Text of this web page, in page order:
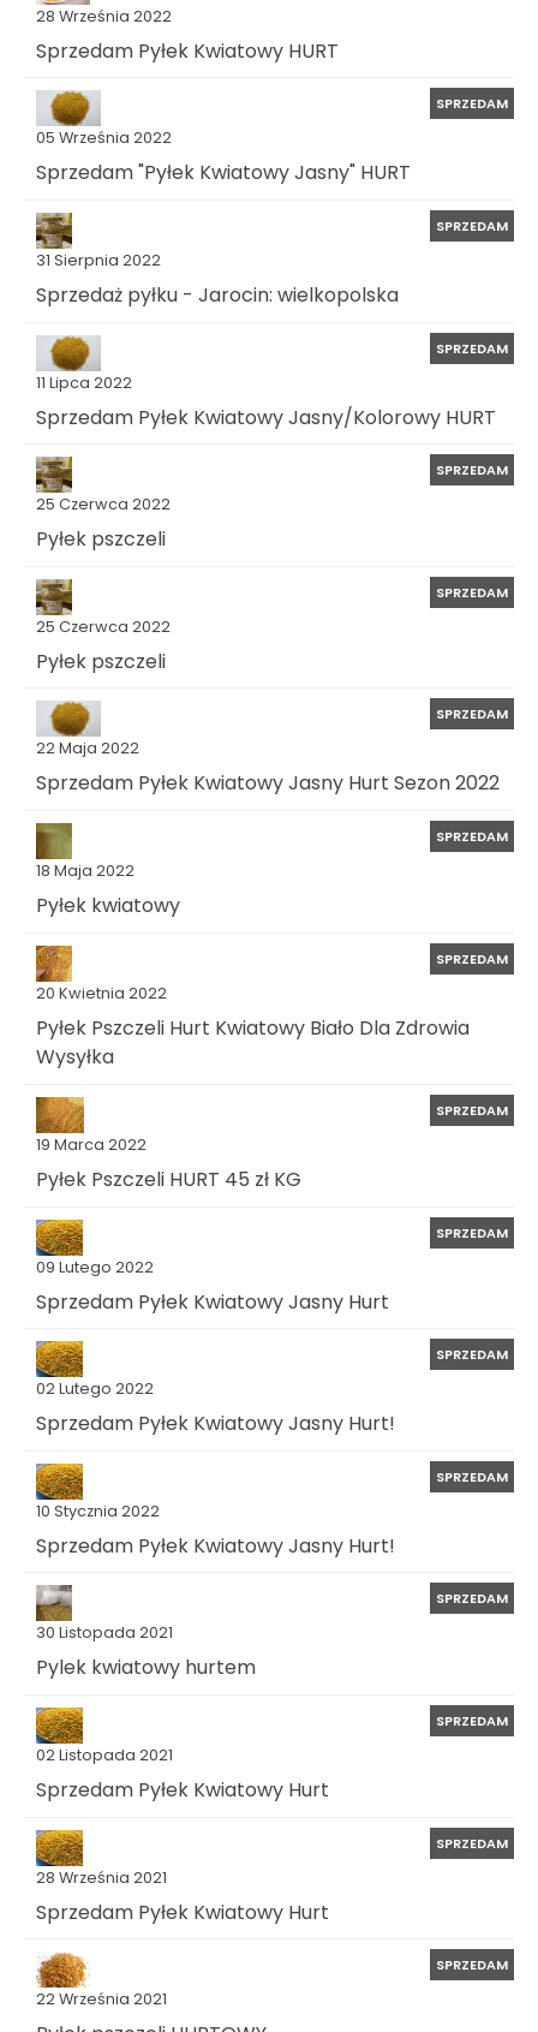
28 Września 2022
Sprzedam Pyłek Kwiatowy HURT
05 Września 2022
SPRZEDAM
Sprzedam "Pyłek Kwiatowy Jasny" HURT
31 Sierpnia 2022
SPRZEDAM
Sprzedaż pyłku - Jarocin: wielkopolska
11 Lipca 2022
SPRZEDAM
Sprzedam Pyłek Kwiatowy Jasny/Kolorowy HURT
25 Czerwca 2022
SPRZEDAM
Pyłek pszczeli
25 Czerwca 2022
SPRZEDAM
Pyłek pszczeli
22 Maja 2022
SPRZEDAM
Sprzedam Pyłek Kwiatowy Jasny Hurt Sezon 2022
18 Maja 2022
SPRZEDAM
Pyłek kwiatowy
20 Kwietnia 2022
SPRZEDAM
Pyłek Pszczeli Hurt Kwiatowy Biało Dla Zdrowia
Wysyłka
19 Marca 2022
SPRZEDAM
Pyłek Pszczeli HURT 45 zł KG
09 Lutego 2022
SPRZEDAM
Sprzedam Pyłek Kwiatowy Jasny Hurt
02 Lutego 2022
SPRZEDAM
Sprzedam Pyłek Kwiatowy Jasny Hurt!
10 Stycznia 2022
SPRZEDAM
Sprzedam Pyłek Kwiatowy Jasny Hurt!
30 Listopada 2021
SPRZEDAM
Pylek kwiatowy hurtem
02 Listopada 2021
SPRZEDAM
Sprzedam Pyłek Kwiatowy Hurt
28 Września 2021
SPRZEDAM
Sprzedam Pyłek Kwiatowy Hurt
22 Września 2021
SPRZEDAM